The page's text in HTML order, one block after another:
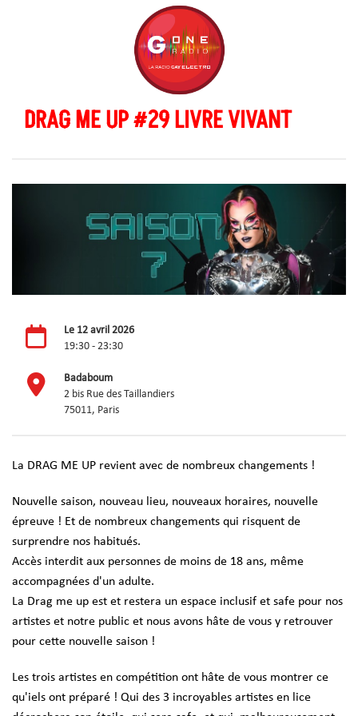
DRAG ME UP #29 LIVRE VIVANT
Le 12 avril 2026
19:30 - 23:30
Badaboum
2 bis Rue des Taillandiers
75011, Paris
La DRAG ME UP revient avec de nombreux changements !
Nouvelle saison, nouveau lieu, nouveaux horaires, nouvelle
épreuve ! Et de nombreux changements qui risquent de
surprendre nos habitués.
Accès interdit aux personnes de moins de 18 ans, même
accompagnées d'un adulte.
La Drag me up est et restera un espace inclusif et safe pour nos
artistes et notre public et nous avons hâte de vous y retrouver
pour cette nouvelle saison !
Les trois artistes en compétition ont hâte de vous montrer ce
qu'iels ont préparé ! Qui des 3 incroyables artistes en lice